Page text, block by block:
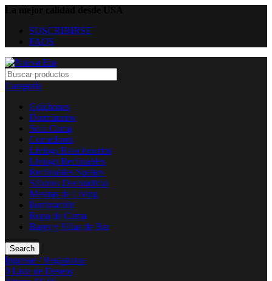
SUSCRIBIRSE
FAQS
Categoría
Colchones
Dormitorios
Sofa Cama
Comedores
Livings Estacionarios
Livings Reclinables
Reclinables Sueltos
Sillones Decorativos
Mesitas de Living
Iluminación
Ropa de Cama
Bares y Sillas de Bar
Search
Ingresar / Registrarse
0 Lista de Deseos